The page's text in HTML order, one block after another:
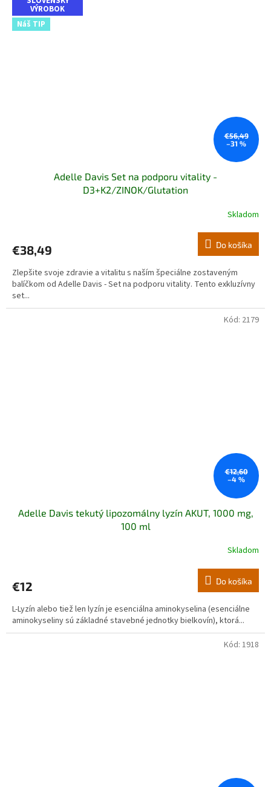
VÝROBOK
Náš TIP
€56,49
–31 %
Adelle Davis Set na podporu vitality -
D3+K2/ZINOK/Glutation
Skladom
€38,49 Do košíka
Zlepšite svoje zdravie a vitalitu s naším špeciálne zostaveným
balíčkom od Adelle Davis - Set na podporu vitality. Tento exkluzívny
set...
€12,60
–4 %
Adelle Davis tekutý lipozomálny lyzín AKUT, 1000 mg,
100 ml
Skladom
€12 Do košíka
L-Lyzín alebo tiež len lyzín je esenciálna aminokyselina (esenciálne
aminokyseliny sú základné stavebné jednotky bielkovín), ktorá...
Kód: 2179
Kód: 1918